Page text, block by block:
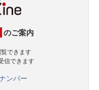
のご案内
できます
信できます
ンバー